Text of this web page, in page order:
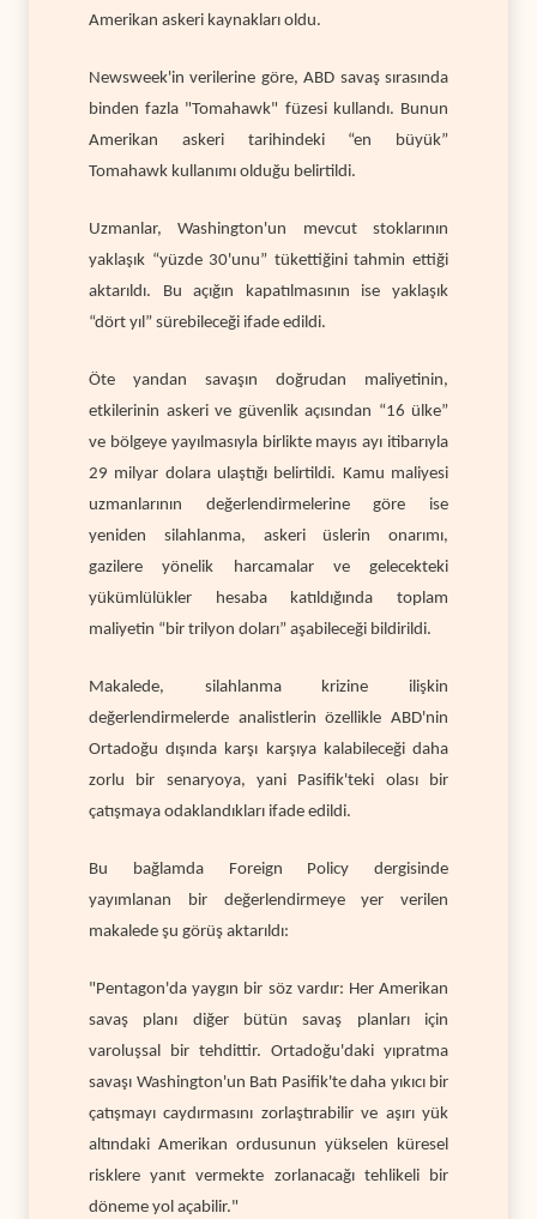
Amerikan askeri kaynakları oldu.
Newsweek'in verilerine göre, ABD savaş sırasında
binden fazla "Tomahawk" füzesi kullandı. Bunun
Amerikan askeri tarihindeki “en büyük”
Tomahawk kullanımı olduğu belirtildi.
Uzmanlar, Washington'un mevcut stoklarının
yaklaşık “yüzde 30'unu” tükettiğini tahmin ettiği
aktarıldı. Bu açığın kapatılmasının ise yaklaşık
“dört yıl” sürebileceği ifade edildi.
Öte yandan savaşın doğrudan maliyetinin,
etkilerinin askeri ve güvenlik açısından “16 ülke”
ve bölgeye yayılmasıyla birlikte mayıs ayı itibarıyla
29 milyar dolara ulaştığı belirtildi. Kamu maliyesi
uzmanlarının değerlendirmelerine göre ise
yeniden silahlanma, askeri üslerin onarımı,
gazilere yönelik harcamalar ve gelecekteki
yükümlülükler hesaba katıldığında toplam
maliyetin “bir trilyon doları” aşabileceği bildirildi.
Makalede, silahlanma krizine ilişkin
değerlendirmelerde analistlerin özellikle ABD'nin
Ortadoğu dışında karşı karşıya kalabileceği daha
zorlu bir senaryoya, yani Pasifik'teki olası bir
çatışmaya odaklandıkları ifade edildi.
Bu bağlamda Foreign Policy dergisinde
yayımlanan bir değerlendirmeye yer verilen
makalede şu görüş aktarıldı:
"Pentagon'da yaygın bir söz vardır: Her Amerikan
savaş planı diğer bütün savaş planları için
varoluşsal bir tehdittir. Ortadoğu'daki yıpratma
savaşı Washington'un Batı Pasifik'te daha yıkıcı bir
çatışmayı caydırmasını zorlaştırabilir ve aşırı yük
altındaki Amerikan ordusunun yükselen küresel
risklere yanıt vermekte zorlanacağı tehlikeli bir
döneme yol açabilir."